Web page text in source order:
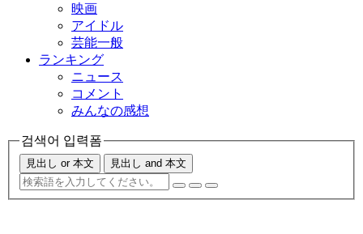
映画
アイドル
芸能一般
ランキング
ニュース
コメント
みんなの感想
검색어 입력폼
見出し or 本文 見出し and 本文